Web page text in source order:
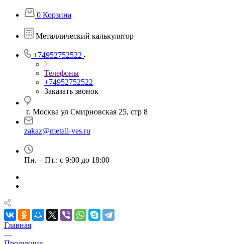
0 Корзина
Металлический калькулятор
+74952752522
Телефоны
+74952752522
Заказать звонок
г. Москва ул Смирновская 25, стр 8
zakaz@metall-ves.ru
Пн. – Пт.: с 9:00 до 18:00
Главная
—